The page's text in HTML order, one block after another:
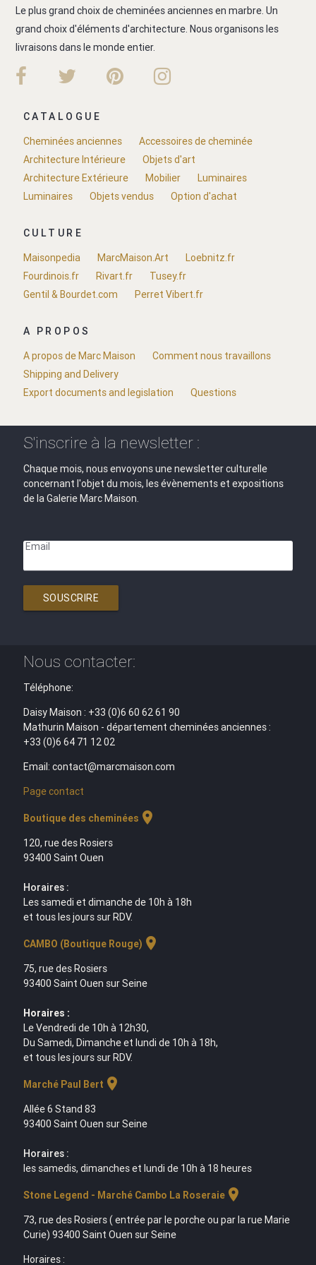
Le plus grand choix de cheminées anciennes en marbre. Un
grand choix d'éléments d'architecture. Nous organisons les
livraisons dans le monde entier.
CATALOGUE
Cheminées anciennes
Accessoires de cheminée
Architecture Intérieure
Objets d'art
Architecture Extérieure
Mobilier
Luminaires
Luminaires
Objets vendus Option d'achat
CULTURE
Maisonpedia
MarcMaison.Art
Loebnitz.fr
Fourdinois.fr
Rivart.fr
Tusey.fr
Gentil & Bourdet.com
Perret Vibert.fr
A PROPOS
A propos de Marc Maison
Comment nous travaillons
Shipping and Delivery
Export documents and legislation
Questions
S'inscrire à la newsletter :
Chaque mois, nous envoyons une newsletter culturelle
concernant l'objet du mois, les évènements et expositions
de la Galerie Marc Maison.
Email
SOUSCRIRE
Nous contacter:
Téléphone:
Daisy Maison : +33 (0)6 60 62 61 90
Mathurin Maison - département cheminées anciennes :
+33 (0)6 64 71 12 02
Email: contact@marcmaison.com
Page contact
Boutique des cheminées location_on
120, rue des Rosiers
93400 Saint Ouen
Horaires :
Les samedi et dimanche de 10h à 18h
et tous les jours sur RDV.
CAMBO (Boutique Rouge) location_on
75, rue des Rosiers
93400 Saint Ouen sur Seine
Horaires :
Le Vendredi de 10h à 12h30,
Du Samedi, Dimanche et lundi de 10h à 18h,
et tous les jours sur RDV.
Marché Paul Bert location_on
Allée 6 Stand 83
93400 Saint Ouen sur Seine
Horaires :
les samedis, dimanches et lundi de 10h à 18 heures
Stone Legend - Marché Cambo La Roseraielocation_on
73, rue des Rosiers ( entrée par le porche ou par la rue Marie
Curie) 93400 Saint Ouen sur Seine
Horaires :